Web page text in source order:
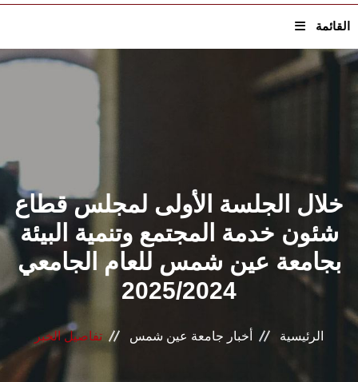
القائمة
القطاعـات
الشئون الأكاديمية
البحث العلمي
الرعاية الصحية
المراكز والوحدات
الأنظمة الذكية
خلال الجلسة الأولى لمجلس قطاع
شئون خدمة المجتمع وتنمية البيئة
بجامعة عين شمس للعام الجامعي
2025/2024
الرئيسية أخبار جامعة عين شمس تفاصيل الخبر